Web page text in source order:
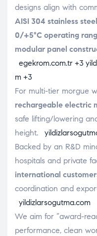
designs align with
AISI 304 stainless steel
0/+5°C operating
modular panel
egekrom.com.tr +3
m +3
For multi-tier morgue
rechargeable electric
safe lifting/lowering
height.
Backed by an R&D
hospitals and private
international
coordination and
yildizlarsogutma.com
We aim for “award-
performance, clean